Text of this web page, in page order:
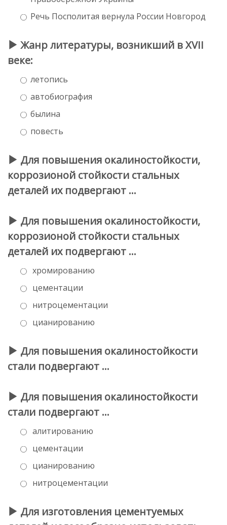
Речь Посполитая вернула России Новгород
Жанр литературы, возникший в XVII
веке:
летопись
автобиография
былина
повесть
Для повышения окалиностойкости,
коррозионой стойкости стальных
деталей их подвергают …
Для повышения окалиностойкости,
коррозионой стойкости стальных
деталей их подвергают …
хромированию
цементации
нитроцементации
цианированию
Для повышения окалиностойкости
стали подвергают …
Для повышения окалиностойкости
стали подвергают …
алитированию
цементации
цианированию
нитроцементации
Для изготовления цементуемых